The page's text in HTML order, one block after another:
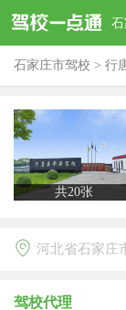
石家庄市驾校 > 行
共20张
河北省石家庄
驾校代理